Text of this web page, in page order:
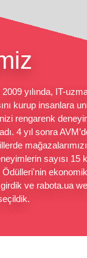
yılında, IT-
kurup insanlara
rengarenk
4 yıl sonra
sayısı 15
Ödülleri'nin
ve rabota.ua